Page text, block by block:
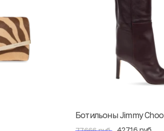
Ботильоны Jimmy Choo